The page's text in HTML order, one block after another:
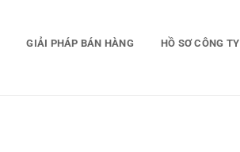
GIẢI PHÁP BÁN HÀNG HỒ SƠ CÔNG TY